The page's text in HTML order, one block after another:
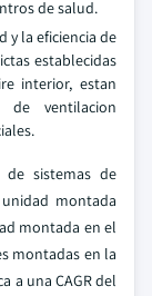
de salud.
y la eficiencia de
establecidas
interior, estan
de ventilacion
sistemas de
montada
montada en el
montadas en la
a una CAGR del